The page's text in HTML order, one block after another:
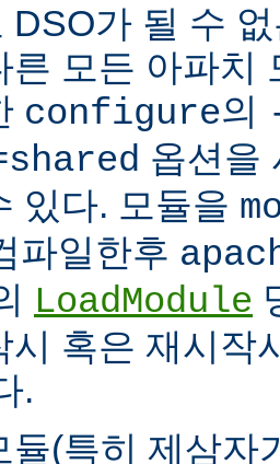
DSO가 될 수
른 모든 아파치
configure의
옵션을
있다. 모듈을
파일한후
LoadModule
시 혹은 재시작
.
듈(특히 제삼자